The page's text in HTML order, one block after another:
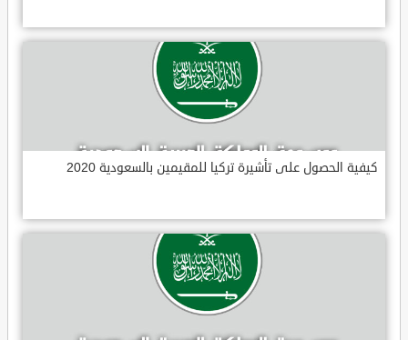
كيفية الحصول على تأشيرة تركيا للمقيمين بالسعودية 2020